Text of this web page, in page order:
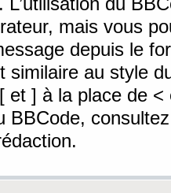
mais vous
depuis le
similaire au style
et ] à la place de <
BBCode,